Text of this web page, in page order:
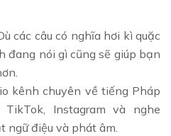
các câu có nghĩa hơi kì quặc
đang nói gì cũng sẽ giúp bạn
kênh chuyên về tiếng Pháp
TikTok, Instagram và nghe
ngữ điệu và phát âm.